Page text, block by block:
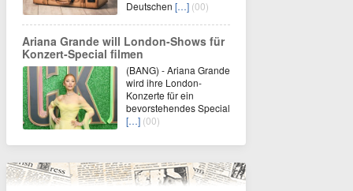
Deutschen […] (00)
Ariana Grande will London-Shows für
Konzert-Special filmen
(BANG) - Ariana Grande
wird ihre London-
Konzerte für ein
bevorstehendes Special
[…] (00)